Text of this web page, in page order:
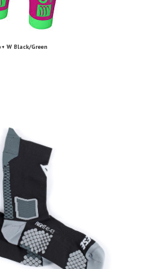
W Black/Green